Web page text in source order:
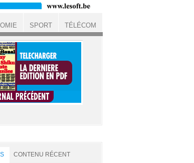
CONTENU RÉCENT
SPORT TÉLÉCOM